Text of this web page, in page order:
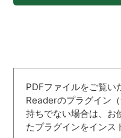
PDFファイルをご覧い
Readerのプラグイン
持ちでない場合は、お
たプラグインをインス